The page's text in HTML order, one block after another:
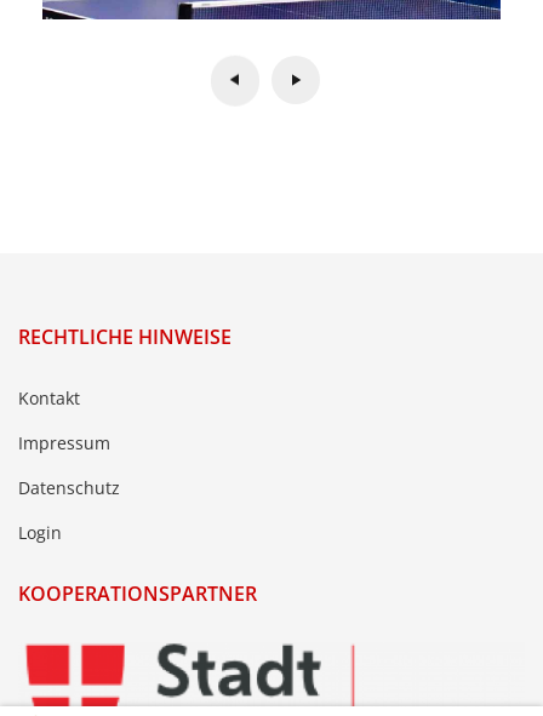
RECHTLICHE HINWEISE
Kontakt
Impressum
Datenschutz
Login
KOOPERATIONSPARTNER